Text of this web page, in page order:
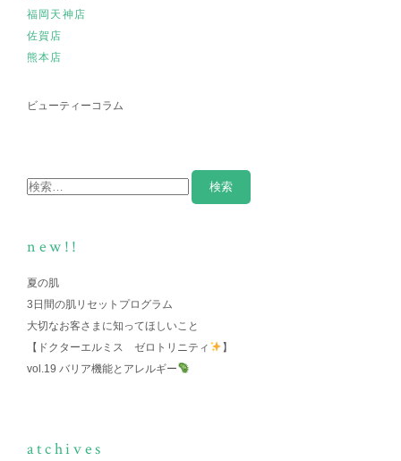
福岡天神店
佐賀店
熊本店
ビューティーコラム
new!!
夏の肌
3日間の肌リセットプログラム
大切なお客さまに知ってほしいこと
【ドクターエルミス ゼロトリニティ
】
vol.19 バリア機能とアレルギー
atchives